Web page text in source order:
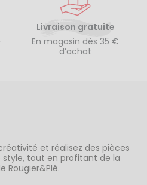
Livraison gratuite
En magasin dès 35 €
d’achat
et réalisez des pièces
tout en profitant de la
Rougier&Plé.